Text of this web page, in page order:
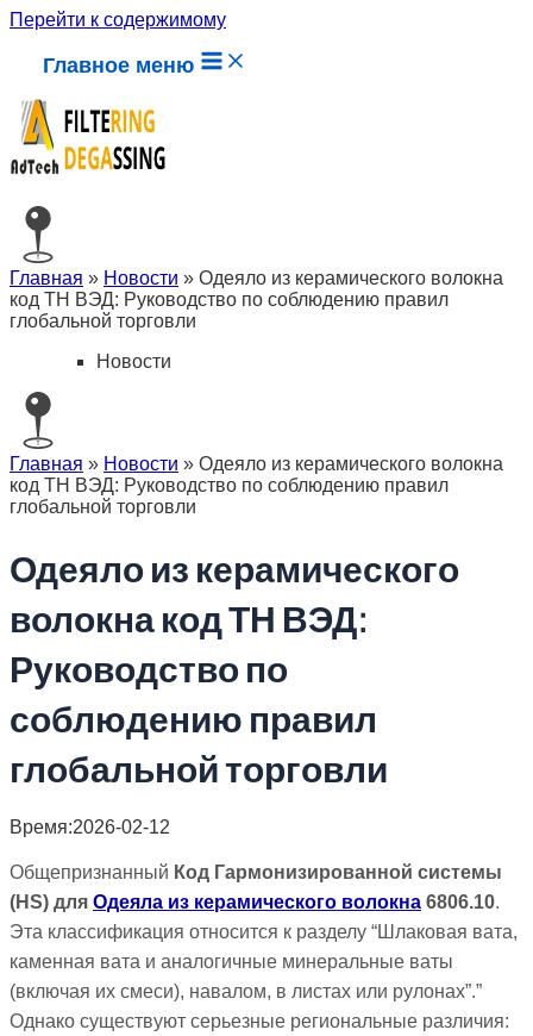
Перейти к содержимому
Главное меню
Главная » Новости » Одеяло из керамического волокна
код ТН ВЭД: Руководство по соблюдению правил
глобальной торговли
Новости
Главная » Новости » Одеяло из керамического волокна
код ТН ВЭД: Руководство по соблюдению правил
глобальной торговли
Одеяло из керамического
волокна код ТН ВЭД:
Руководство по
соблюдению правил
глобальной торговли
Время:2026-02-12
Общепризнанный Код Гармонизированной системы
(HS) для Одеяла из керамического волокна 6806.10.
Эта классификация относится к разделу “Шлаковая вата,
каменная вата и аналогичные минеральные ваты
(включая их смеси), навалом, в листах или рулонах”.”
Однако существуют серьезные региональные различия: